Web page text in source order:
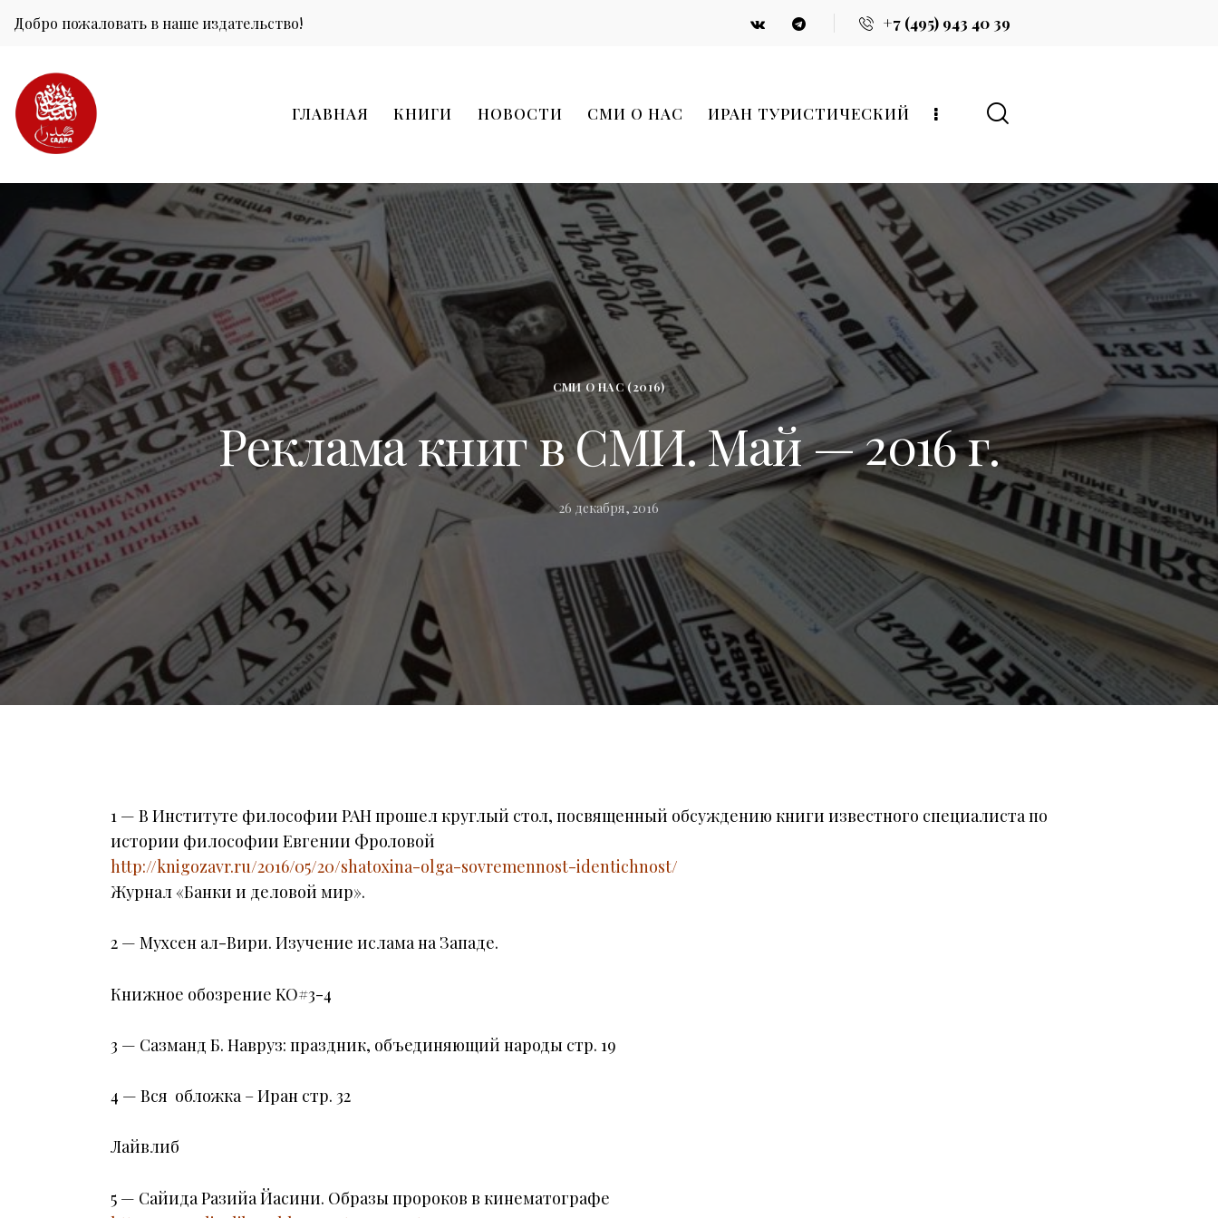
Добро пожаловать в наше издательство! +7 (495) 943 40 39
ГЛАВНАЯ КНИГИ НОВОСТИ СМИ О НАС ИРАН ТУРИСТИЧЕСКИЙ
СМИ О НАС (2016)
Реклама книг в СМИ. Май — 2016 г.
26 декабря, 2016
1 — В Институте философии РАН прошел круглый стол, посвященный обсуждению книги известного специалиста по
истории философии Евгении Фроловой
http://knigozavr.ru/2016/05/20/shatoxina-olga-sovremennost-identichnost/
Журнал «Банки и деловой мир».
2 — Мухсен ал-Вири. Изучение ислама на Западе.
Книжное обозрение KO#3-4
3 — Сазманд Б. Навруз: праздник, объединяющий народы стр. 19
4 — Вся обложка – Иран стр. 32
Лайвлиб
5 — Сайида Разийа Йасини. Образы пророков в кинематографе